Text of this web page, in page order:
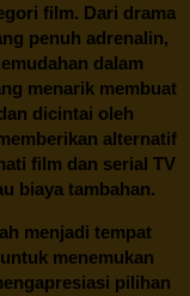
film. Dari drama
penuh adrenalin,
dalam
menarik membuat
dicintai oleh
alternatif
film dan serial TV
biaya tambahan.
menjadi tempat
menemukan
pilihan